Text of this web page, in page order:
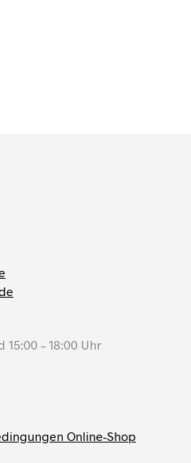
15:00 – 18:00 Uhr
Online-Shop